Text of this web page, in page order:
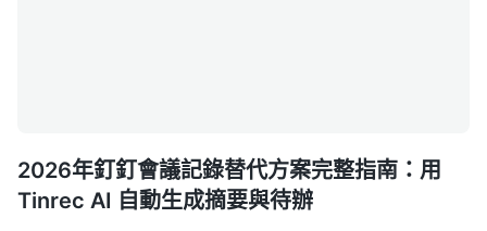
2026年釘釘會議記錄替代方案完整指南：用
Tinrec AI 自動生成摘要與待辦